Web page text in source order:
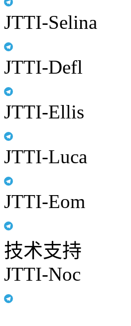
JTTI-Selina
JTTI-Defl
JTTI-Ellis
JTTI-Luca
JTTI-Eom
技术支持
JTTI-Noc